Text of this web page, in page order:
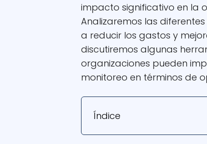
impacto significativo en la
Analizaremos las
a reducir los gastos y
discutiremos algunas
organizaciones pueden
monitoreo en términos de
Índice